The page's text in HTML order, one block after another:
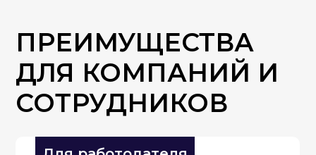
ПРЕИМУЩЕСТВА
ДЛЯ КОМПАНИЙ И
СОТРУДНИКОВ